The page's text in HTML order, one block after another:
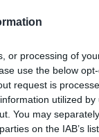
or processing of
use the below
request is
utilized by
You may
on the IAB’s
της
εκδοθεί καμία
(11
Τεχεράνη